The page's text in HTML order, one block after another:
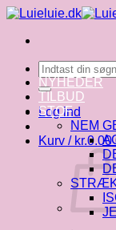
Fortsæt
indhold
Søg
efter:
Log ind
Kurv / kr.0.00
NYHEDER
TILBUD
STOF
NEM